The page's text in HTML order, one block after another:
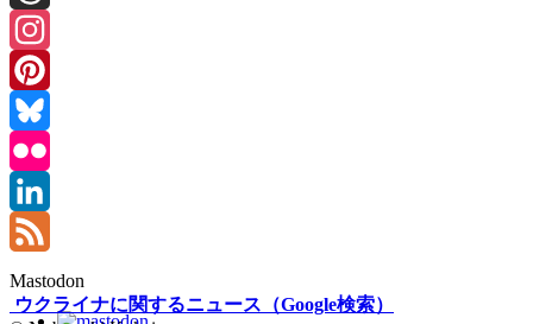
Threads
Instagram
Pinterest
Bluesky
Flickr
LinkedIn
Feed
Mastodon
ウクライナに関するニュース（Google検索）